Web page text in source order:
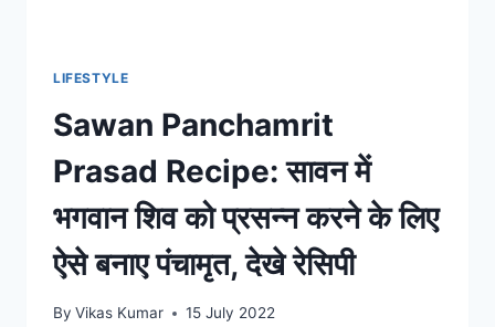
LIFESTYLE
Sawan Panchamrit
Prasad Recipe: सावन में
भगवान शिव को प्रसन्न करने के लिए
ऐसे बनाए पंचामृत, देखे रेसिपी
By Vikas Kumar 15 July 2022